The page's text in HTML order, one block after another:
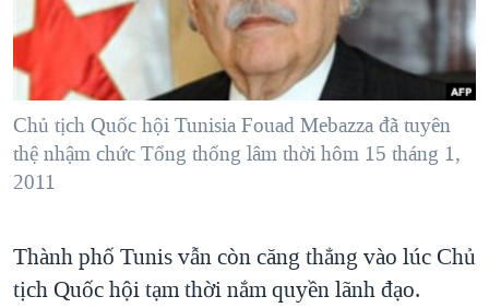
"Tìm"NGƯỜI VIỆT HẢI NGOẠI
ĐỜI SỐNG
KINH TẾ
KHOA HỌC
SỨC KHOẺ
THỂ THAO
GIÁO DỤC
TẠI
HÀNH TRÌNH BẦU CỬ 2024
MỘT NĂM CHIẾN TRANH TẠI DẢI GAZA
GIẢI MÃ VÀNH ĐAI & CON ĐƯỜNG
NGÀY TỊ NẠN THẾ GIỚI
CHI PHÍ CHIẾN TRANH AFGHANISTAN
VIDEO
NGHE
MẠNG XÃ HỘI
Chủ tịch Quốc hội Tunisia Fouad Mebazza đã tuyên
thệ nhậm chức Tổng thống lâm thời hôm 15 tháng 1,
2011
Thành phố Tunis vẫn còn căng thẳng vào lúc Chủ
tịch Quốc hội tạm thời nắm quyền lãnh đạo.